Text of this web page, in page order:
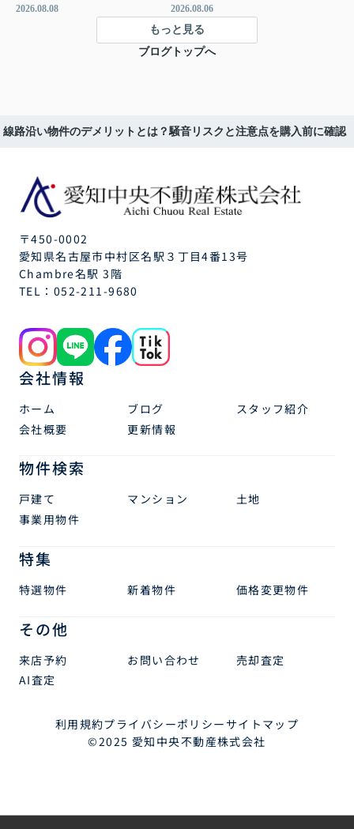
2026.08.08 2026.08.06
もっと見る
ブログトップへ
線路沿い物件のデメリットとは？騒音リスクと注意点を購入前に確認
〒450-0002
愛知県名古屋市中村区名駅３丁目4番13号
Chambre名駅 3階
TEL： 052-211-9680
会社情報
ホーム ブログ
スタッフ紹介
会社概要
更新情報
物件検索
戸建て マンション
土地
事業用物件
特集
特選物件 新着物件 価格変更物件
その他
来店予約 お問い合わせ
売却査定
AI査定
利用規約プライバシーポリシーサイトマップ
©2025 愛知中央不動産株式会社